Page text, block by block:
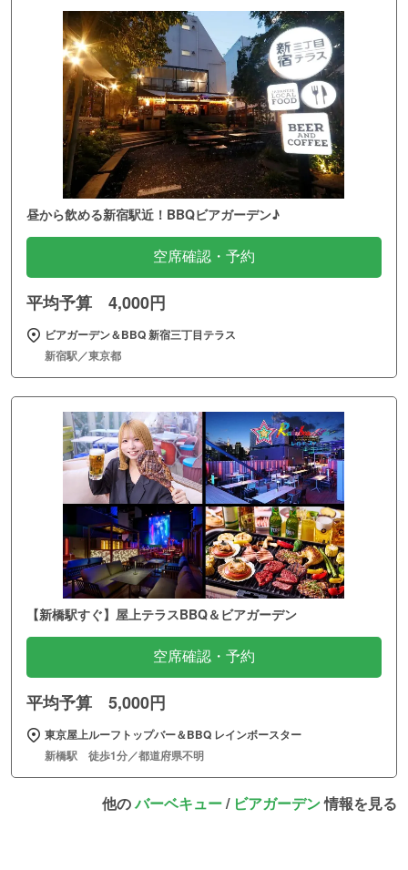
昼から飲める新宿駅近！BBQビアガーデン♪
空席確認・予約
平均予算 4,000円
ビアガーデン＆BBQ 新宿三丁目テラス
新宿駅／東京都
【新橋駅すぐ】屋上テラスBBQ＆ビアガーデン
空席確認・予約
平均予算 5,000円
東京屋上ルーフトップバー＆BBQ レインボースター
新橋駅 徒歩1分／都道府県不明
他のバーベキュー/ ビアガーデン情報を見る